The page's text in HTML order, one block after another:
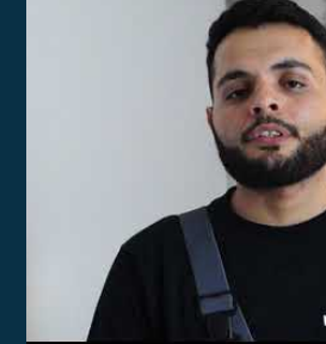
Das Video wird von